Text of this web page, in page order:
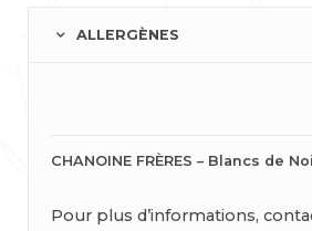
ALLERGÈNES
CHANOINE FRÈRES – Blancs de
Pour plus d’informations,